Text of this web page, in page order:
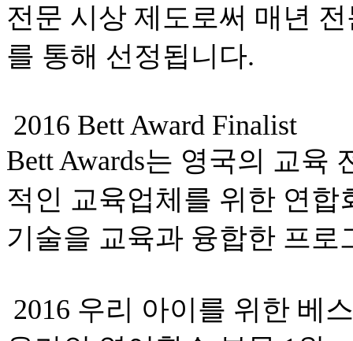
전문 시상 제도로써 매년
를 통해 선정됩니다.
2016 Bett Award Finalist
Bett Awards는 영국의 교육
적인 교육업체를 위한 연합
기술을 교육과 융합한 프
2016 우리 아이를 위한 베